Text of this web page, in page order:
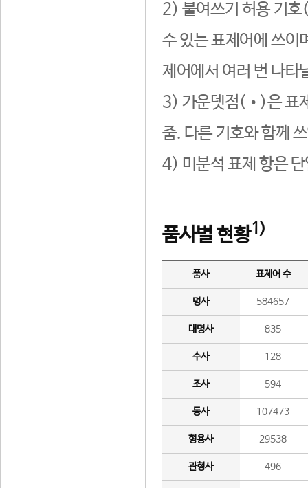
2) 붙여쓰기 허용 기호
수 있는 표제어에 쓰이
제어에서 여러 번 나타
3) 가운뎃점(•)은 표
줌. 다른 기호와 함께
4) 미분석 표제 항은
품사별 현황1)
품사 표제어 수
명사 584657
대명사 835
수사 128
조사 594
동사 107473
형용사 29538
관형사 496